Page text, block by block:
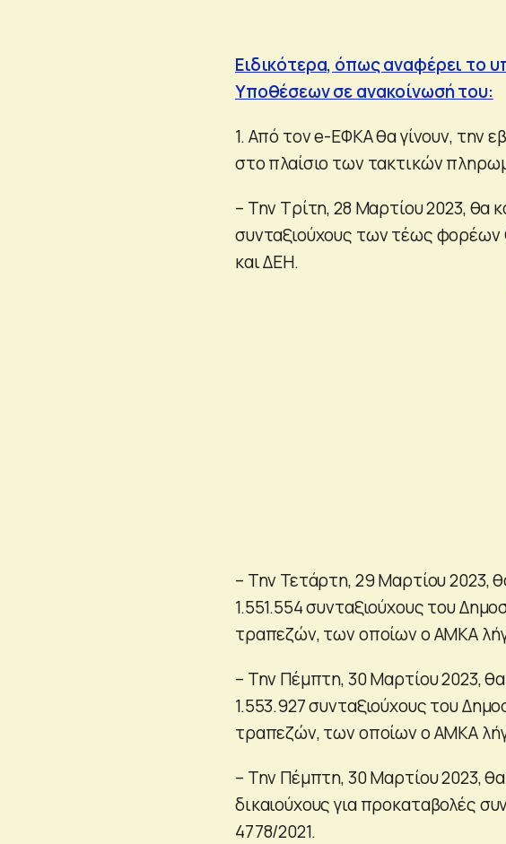
Ειδικότερα, όπως αναφέρει το
Υποθέσεων σε ανακοίνωσή του:
1. Από τον e-ΕΦΚΑ θα γίνουν, την
στο πλαίσιο των τακτικών
– Την Τρίτη, 28 Μαρτίου 2023, θα
συνταξιούχους των τέως
και ΔΕΗ.
– Την Τετάρτη, 29 Μαρτίου 2023,
1.551.554 συνταξιούχους του
τραπεζών, των οποίων ο ΑΜΚΑ
– Την Πέμπτη, 30 Μαρτίου 2023,
1.553.927 συνταξιούχους του
τραπεζών, των οποίων ο ΑΜΚΑ
– Την Πέμπτη, 30 Μαρτίου 2023,
δικαιούχους για προκαταβολές
4778/2021.